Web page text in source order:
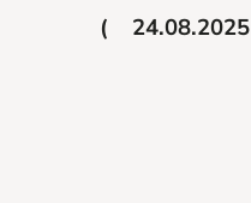
24.08.2025